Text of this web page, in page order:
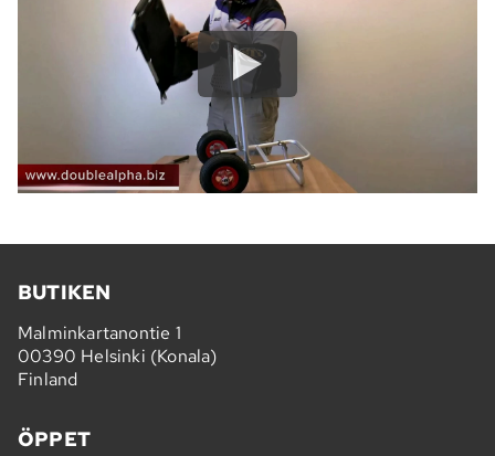
BUTIKEN
Malminkartanontie 1
00390 Helsinki (Konala)
Finland
ÖPPET